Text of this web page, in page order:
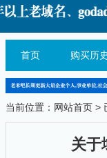
首页 购买历
当前位置： 网站首页 >
关于